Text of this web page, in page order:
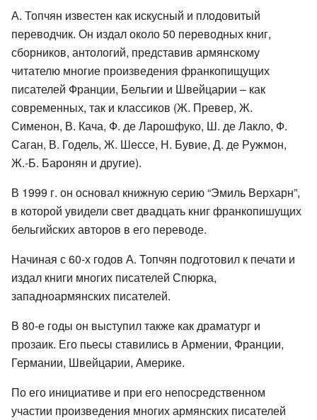
А. Топчян известен как искусный и плодовитый
переводчик. Он издал около 50 переводных книг,
сборников, антологий, представив армянскому
читателю многие произведения франкопищущих
писателей Франции, Бельгии и Швейцарии – как
современных, так и классиков (Ж. Превер, Ж.
Сименон, В. Кача, Ф. де Ларошфуко, Ш. де Лакло, Ф.
Саган, В. Годель, Ж. Шессе, Н. Бувие, Д. де Ружмон,
Ж.-Б. Баронян и другие).
В 1999 г. он основал книжную серию “Эмиль Верхарн”,
в которой увидели свет двадцать книг франкопишущих
бельгийских авторов в его переводе.
Начиная с 60-х годов А. Топчян подготовил к печати и
издал книги многих писателей Спюрка,
западноармянских писателей.
В 80-е годы он выступил также как драматург и
прозаик. Его пьесы ставились в Армении, Франции,
Германии, Швейцарии, Америке.
По его инициативе и при его непосредственном
участии произведения многих армянских писателей